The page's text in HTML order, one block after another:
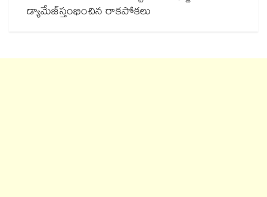
డ్యామేజ్‌‌‌‌‌‌‌‌స్తంభించిన రాకపోకలు ‌‌‌‌